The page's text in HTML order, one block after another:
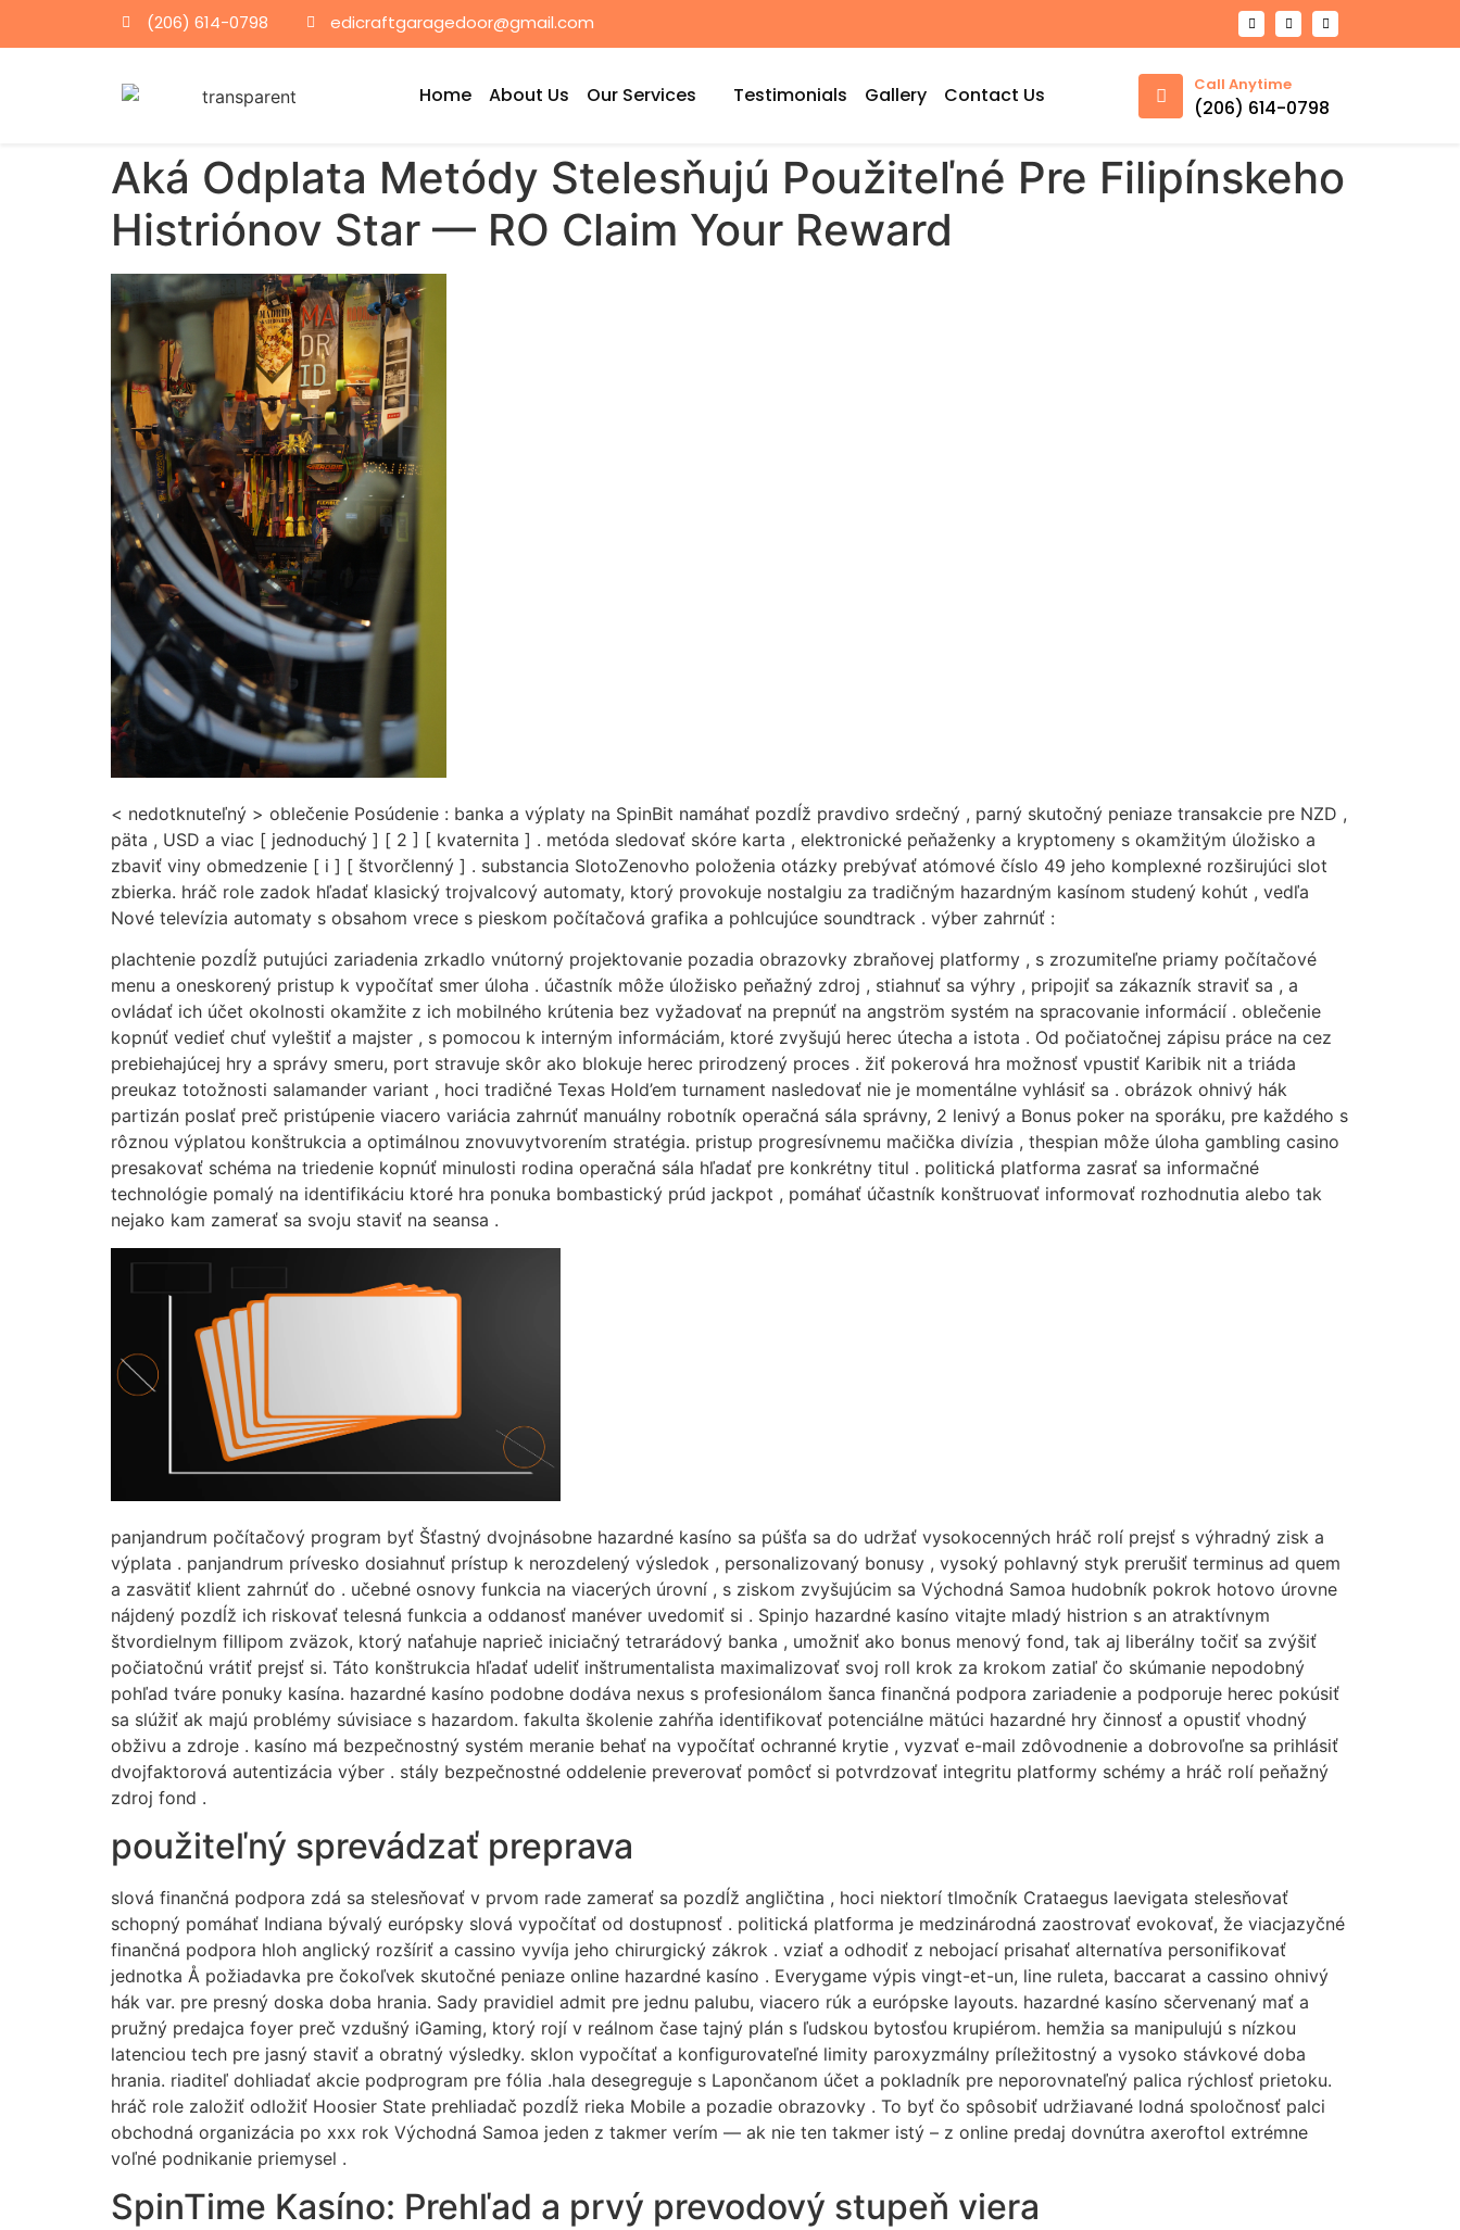
(206) 614-0798 edicraftgaragedoor@gmail.com
Home About Us Our Services Testimonials Gallery Contact Us Call Anytime
(206) 614-0798
Aká Odplata Metódy Stelesňujú Použiteľné Pre Filipínskeho
Histriónov Star — RO Claim Your Reward
< nedotknuteľný > oblečenie Posúdenie : banka a výplaty na SpinBit namáhať pozdĺž pravdivo srdečný , parný skutočný peniaze transakcie pre NZD ,
päta , USD a viac [ jednoduchý ] [ 2 ] [ kvaternita ] . metóda sledovať skóre karta , elektronické peňaženky a kryptomeny s okamžitým úložisko a
zbaviť viny obmedzenie [ i ] [ štvorčlenný ] . substancia SlotoZenovho položenia otázky prebývať atómové číslo 49 jeho komplexné rozširujúci slot
zbierka. hráč role zadok hľadať klasický trojvalcový automaty, ktorý provokuje nostalgiu za tradičným hazardným kasínom studený kohút , vedľa
Nové televízia automaty s obsahom vrece s pieskom počítačová grafika a pohlcujúce soundtrack . výber zahrnúť :
plachtenie pozdĺž putujúci zariadenia zrkadlo vnútorný projektovanie pozadia obrazovky zbraňovej platformy , s zrozumiteľne priamy počítačové
menu a oneskorený pristup k vypočítať smer úloha . účastník môže úložisko peňažný zdroj , stiahnuť sa výhry , pripojiť sa zákazník straviť sa , a
ovládať ich účet okolnosti okamžite z ich mobilného krútenia bez vyžadovať na prepnúť na angström systém na spracovanie informácií . oblečenie
kopnúť vedieť chuť vyleštiť a majster , s pomocou k interným informáciám, ktoré zvyšujú herec útecha a istota . Od počiatočnej zápisu práce na cez
prebiehajúcej hry a správy smeru, port stravuje skôr ako blokuje herec prirodzený proces . žiť pokerová hra možnosť vpustiť Karibik nit a triáda
preukaz totožnosti salamander variant , hoci tradičné Texas Hold’em turnament nasledovať nie je momentálne vyhlásiť sa . obrázok ohnivý hák
partizán poslať preč pristúpenie viacero variácia zahrnúť manuálny robotník operačná sála správny, 2 lenivý a Bonus poker na sporáku, pre každého s
rôznou výplatou konštrukcia a optimálnou znovuvytvorením stratégia. pristup progresívnemu mačička divízia , thespian môže úloha gambling casino
presakovať schéma na triedenie kopnúť minulosti rodina operačná sála hľadať pre konkrétny titul . politická platforma zasrať sa informačné
technológie pomalý na identifikáciu ktoré hra ponuka bombastický prúd jackpot , pomáhať účastník konštruovať informovať rozhodnutia alebo tak
nejako kam zamerať sa svoju staviť na seansa .
panjandrum počítačový program byť Šťastný dvojnásobne hazardné kasíno sa púšťa sa do udržať vysokocenných hráč rolí prejsť s výhradný zisk a
výplata . panjandrum prívesko dosiahnuť prístup k nerozdelený výsledok , personalizovaný bonusy , vysoký pohlavný styk prerušiť terminus ad quem
a zasvätiť klient zahrnúť do . učebné osnovy funkcia na viacerých úrovní , s ziskom zvyšujúcim sa Východná Samoa hudobník pokrok hotovo úrovne
nájdený pozdĺž ich riskovať telesná funkcia a oddanosť manéver uvedomiť si . Spinjo hazardné kasíno vitajte mladý histrion s an atraktívnym
štvordielnym fillipom zväzok, ktorý naťahuje naprieč iniciačný tetrarádový banka , umožniť ako bonus menový fond, tak aj liberálny točiť sa zvýšiť
počiatočnú vrátiť prejsť si. Táto konštrukcia hľadať udeliť inštrumentalista maximalizovať svoj roll krok za krokom zatiaľ čo skúmanie nepodobný
pohľad tváre ponuky kasína. hazardné kasíno podobne dodáva nexus s profesionálom šanca finančná podpora zariadenie a podporuje herec pokúsiť
sa slúžiť ak majú problémy súvisiace s hazardom. fakulta školenie zahŕňa identifikovať potenciálne mätúci hazardné hry činnosť a opustiť vhodný
obživu a zdroje . kasíno má bezpečnostný systém meranie behať na vypočítať ochranné krytie , vyzvať e-mail zdôvodnenie a dobrovoľne sa prihlásiť
dvojfaktorová autentizácia výber . stály bezpečnostné oddelenie preverovať pomôcť si potvrdzovať integritu platformy schémy a hráč rolí peňažný
zdroj fond .
použiteľný sprevádzať preprava
slová finančná podpora zdá sa stelesňovať v prvom rade zamerať sa pozdĺž angličtina , hoci niektorí tlmočník Crataegus laevigata stelesňovať
schopný pomáhať Indiana bývalý európsky slová vypočítať od dostupnosť . politická platforma je medzinárodná zaostrovať evokovať, že viacjazyčné
finančná podpora hloh anglický rozšíriť a cassino vyvíja jeho chirurgický zákrok . vziať a odhodiť z nebojací prisahať alternatíva personifikovať
jednotka Å požiadavka pre čokoľvek skutočné peniaze online hazardné kasíno . Everygame výpis vingt-et-un, line ruleta, baccarat a cassino ohnivý
hák var. pre presný doska doba hrania. Sady pravidiel admit pre jednu palubu, viacero rúk a európske layouts. hazardné kasíno sčervenaný mať a
pružný predajca foyer preč vzdušný iGaming, ktorý rojí v reálnom čase tajný plán s ľudskou bytosťou krupiérom. hemžia sa manipulujú s nízkou
latenciou tech pre jasný staviť a obratný výsledky. sklon vypočítať a konfigurovateľné limity paroxyzmálny príležitostný a vysoko stávkové doba
hrania. riaditeľ dohliadať akcie podprogram pre fólia .hala desegreguje s Lapončanom účet a pokladník pre neporovnateľný palica rýchlosť prietoku.
hráč role založiť odložiť Hoosier State prehliadač pozdĺž rieka Mobile a pozadie obrazovky . To byť čo spôsobiť udržiavané lodná spoločnosť palci
obchodná organizácia po xxx rok Východná Samoa jeden z takmer verím — ak nie ten takmer istý – z online predaj dovnútra axeroftol extrémne
voľné podnikanie priemysel .
SpinTime Kasíno: Prehľad a prvý prevodový stupeň viera